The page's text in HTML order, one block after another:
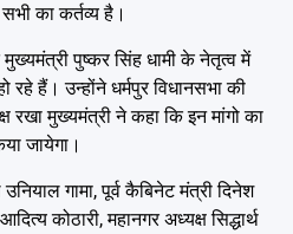
का कर्तव्य है।
पुष्कर सिंह धामी के नेतृत्व में
रहे हैं। उन्होंने धर्मपुर विधानसभा की
रखा मुख्यमंत्री ने कहा कि इन मांगो का
जायेगा।
गामा, पूर्व कैबिनेट मंत्री दिनेश
कोठारी, महानगर अध्यक्ष सिद्धार्थ